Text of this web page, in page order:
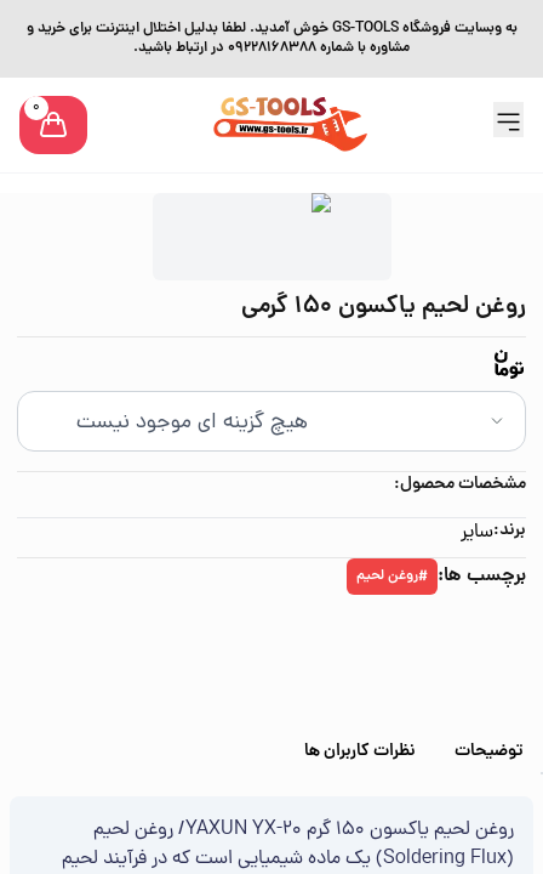
به وبسایت فروشگاه GS-TOOLS خوش آمدید. لطفا بدلیل اختلال اینترنت برای خرید و
مشاوره با شماره 09228168388 در ارتباط باشید.
0
روغن لحیم یاکسون 150 گرمی
مشخصات محصول:
برند:سایر
برچسب ها: #روغن لحیم
توضیحات نظرات کاربران ها
روغن لحیم یاکسون 150 گرم YAXUN YX-20/ روغن لحیم
(Soldering Flux) یک ماده شیمیایی است که در فرآیند لحیم